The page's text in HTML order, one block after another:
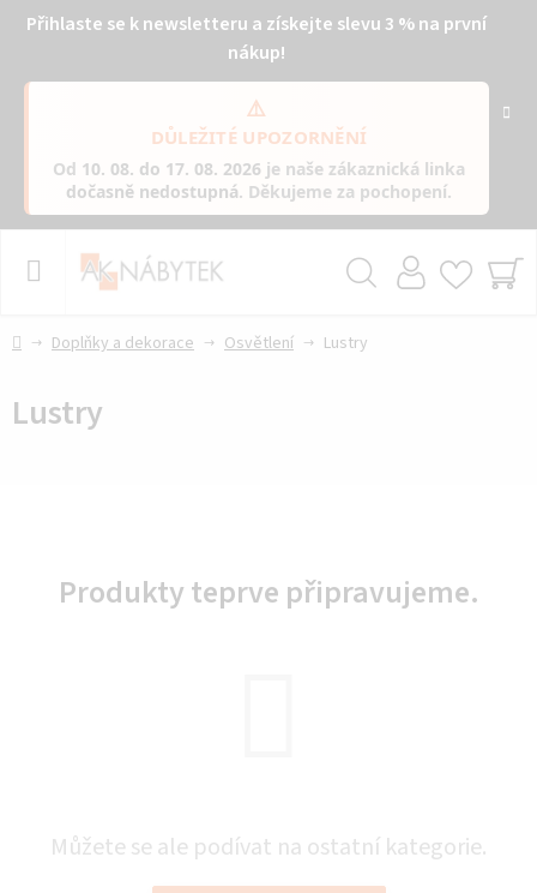
Přihlaste se k newsletteru a získejte slevu 3 % na první
nákup!
⚠️
DŮLEŽITÉ UPOZORNĚNÍ
Od 10. 08. do 17. 08. 2026 je naše zákaznická linka
dočasně nedostupná. Děkujeme za pochopení.
DomůDoplňky a dekorace Osvětlení Lustry
Lustry
Produkty teprve připravujeme.
Můžete se ale podívat na ostatní kategorie.